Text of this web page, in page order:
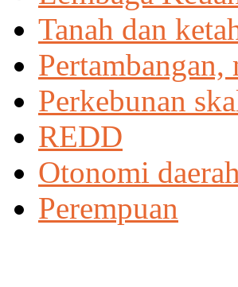
Tanah dan
Perkebunan
REDD
Otonomi daerah
Perempuan